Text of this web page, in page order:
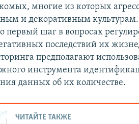
многие из которых
и декоративным
первый шаг в вопросах
последствий их
предполагают
инструмента
данных об их количестве.
ЧИТАЙТЕ ТАКЖЕ